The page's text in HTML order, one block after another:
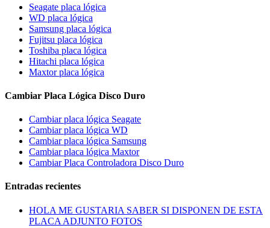
Seagate placa lógica
WD placa lógica
Samsung placa lógica
Fujitsu placa lógica
Toshiba placa lógica
Hitachi placa lógica
Maxtor placa lógica
Cambiar Placa Lógica Disco Duro
Cambiar placa lógica Seagate
Cambiar placa lógica WD
Cambiar placa lógica Samsung
Cambiar placa lógica Maxtor
Cambiar Placa Controladora Disco Duro
Entradas recientes
HOLA ME GUSTARIA SABER SI DISPONEN DE ESTA
PLACA ADJUNTO FOTOS